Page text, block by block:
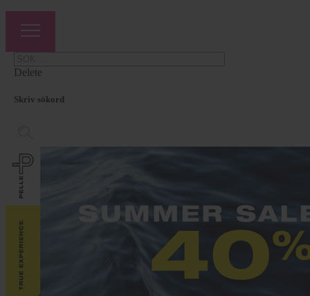
Delete
Skriv sökord